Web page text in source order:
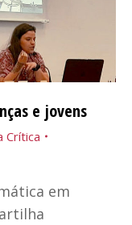
e jovens
Crítica
em